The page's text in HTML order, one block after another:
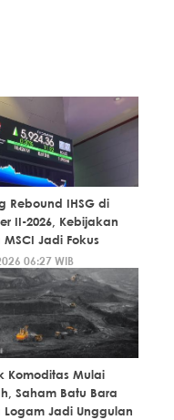
Rebound IHSG di
II-2026, Kebijakan
Jadi Fokus
06:27 WIB
Komoditas Mulai
Saham Batu Bara
Jadi Unggulan